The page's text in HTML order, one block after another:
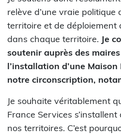
relève d’une vraie politique
territoire et de déploiement
dans chaque territoire. Je
soutenir auprès des
l’installation d’une
notre circonscription,
Je souhaite véritablement
France Services
nos territoires. C’est